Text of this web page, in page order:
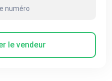
numéro
le vendeur